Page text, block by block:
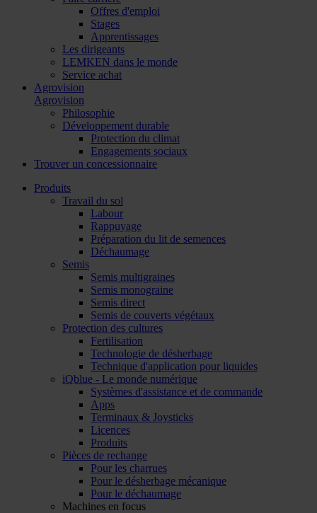
Offres d'emploi
Stages
Apprentissages
Les dirigeants
LEMKEN dans le monde
Service achat
Agrovision
Agrovision
Philosophie
Développement durable
Protection du climat
Engagements sociaux
Trouver un concessionnaire
Produits
Travail du sol
Labour
Rappuyage
Préparation du lit de semences
Déchaumage
Semis
Semis multigraines
Semis monograine
Semis direct
Semis de couverts végétaux
Protection des cultures
Fertilisation
Technologie de désherbage
Technique d'application pour liquides
iQblue - Le monde numérique
Systèmes d'assistance et de commande
Apps
Terminaux & Joysticks
Licences
Produits
Pièces de rechange
Pour les charrues
Pour le désherbage mécanique
Pour le déchaumage
Machines en focus